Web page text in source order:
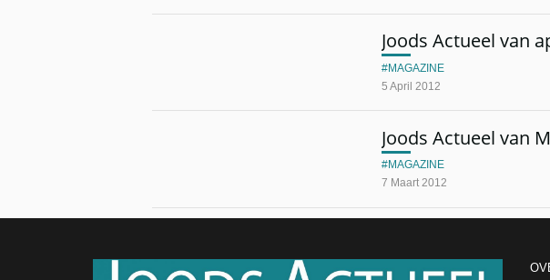
Joods Actueel van
5 April 2012
MAGAZINE
Joods Actueel van
7 Maart 2012
MAGAZINE